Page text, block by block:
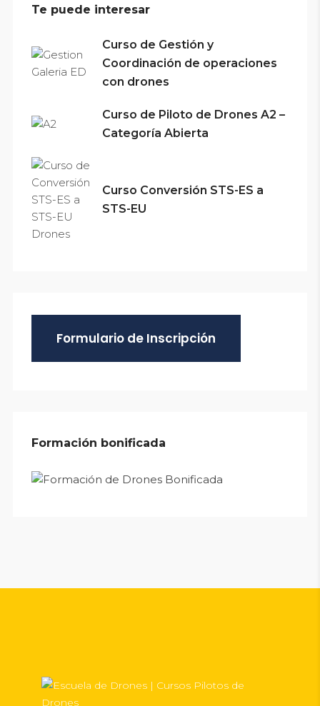
Te puede interesar
Curso de Gestión y
Coordinación de operaciones
con drones
Curso de Piloto de Drones A2 –
Categoría Abierta
Curso Conversión STS-ES a
STS-EU
Formulario de Inscripción
Formación bonificada